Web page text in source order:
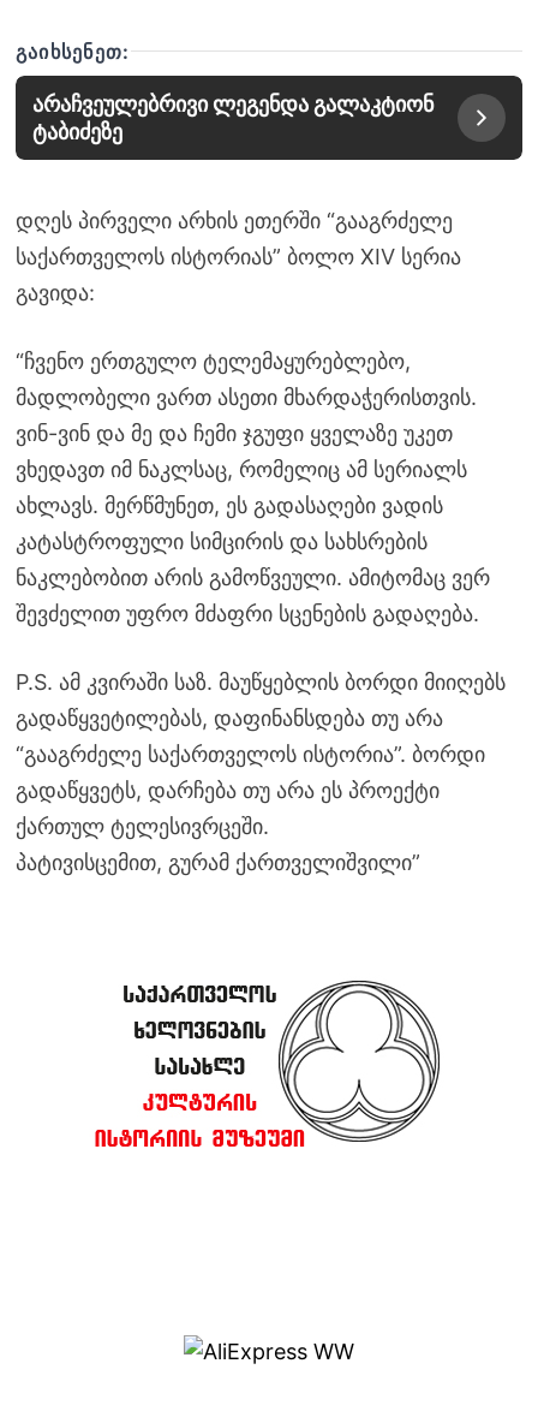
ᲒᲐᲘᲮᲡᲔᲜᲔᲗ:
არაჩვეულებრივი ლეგენდა გალაკტიონ
ტაბიძეზე
დღეს პირველი არხის ეთერში “გააგრძელე
საქართველოს ისტორიას” ბოლო XIV სერია
გავიდა:
“ჩვენო ერთგულო ტელემაყურებლებო,
მადლობელი ვართ ასეთი მხარდაჭერისთვის.
ვინ-ვინ და მე და ჩემი ჯგუფი ყველაზე უკეთ
ვხედავთ იმ ნაკლსაც, რომელიც ამ სერიალს
ახლავს. მერწმუნეთ, ეს გადასაღები ვადის
კატასტროფული სიმცირის და სახსრების
ნაკლებობით არის გამოწვეული. ამიტომაც ვერ
შევძელით უფრო მძაფრი სცენების გადაღება.
P.S. ამ კვირაში საზ. მაუწყებლის ბორდი მიიღებს
გადაწყვეტილებას, დაფინანსდება თუ არა
“გააგრძელე საქართველოს ისტორია”. ბორდი
გადაწყვეტს, დარჩება თუ არა ეს პროექტი
ქართულ ტელესივრცეში.
პატივისცემით, გურამ ქართველიშვილი”